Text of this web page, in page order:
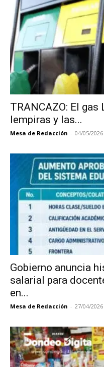
TRANCAZO: El gas
lempiras y las...
Mesa de Redacción - 04/05/2026
Gobierno anuncia
salarial para
en...
Mesa de Redacción - 27/04/2026